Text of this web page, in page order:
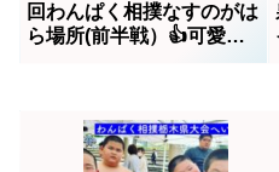
回わんぱく相撲なすのがは
ら場所(前半戦）👍可愛い